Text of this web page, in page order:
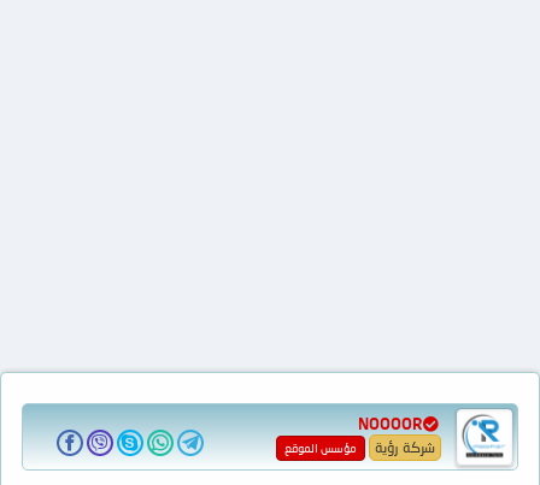
NOOOOR
شركة رؤية مؤسس الموقع